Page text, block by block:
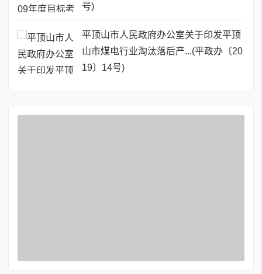
号)
平顶山市人民政府办公室关于印发平顶
山市煤电行业淘汰落后产...(平政办〔20
19〕14号)